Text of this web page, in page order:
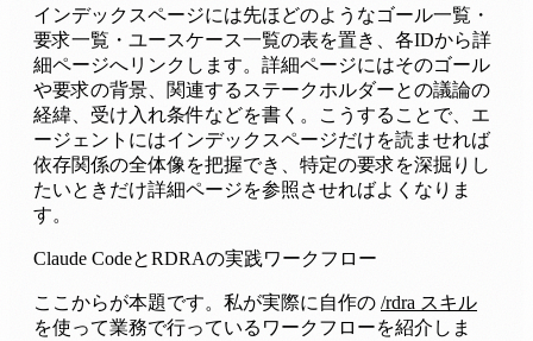
インデックスページには先ほどのようなゴール一覧・
要求一覧・ユースケース一覧の表を置き、各IDから詳
細ページへリンクします。詳細ページにはそのゴール
や要求の背景、関連するステークホルダーとの議論の
経緯、受け入れ条件などを書く。こうすることで、エ
ージェントにはインデックスページだけを読ませれば
依存関係の全体像を把握でき、特定の要求を深掘りし
たいときだけ詳細ページを参照させればよくなりま
す。
Claude CodeとRDRAの実践ワークフロー
ここからが本題です。私が実際に自作の /rdra スキル
を使って業務で行っているワークフローを紹介しま